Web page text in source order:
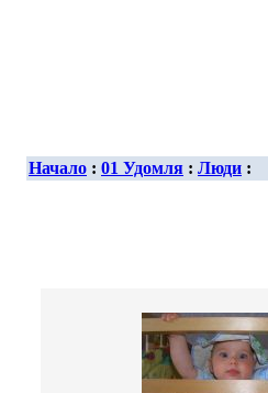
Начало : 01 Удомля : Люди :